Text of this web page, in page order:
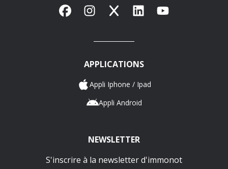
FacebookInstagram
X LinkedInYouTube
APPLICATIONS
Appli Iphone / Ipad
Appli Android
NEWSLETTER
S'inscrire à la newsletter d'immonot